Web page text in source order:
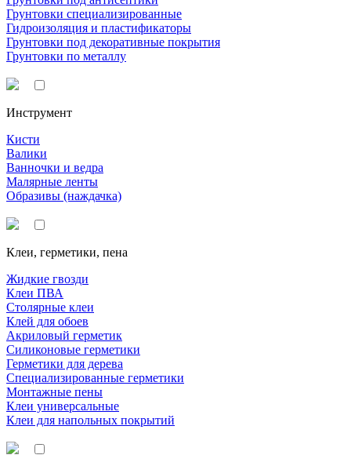
Грунтовки специализированные
Гидроизоляция и пластификаторы
Грунтовки под декоративные покрытия
Грунтовки по металлу
Инструмент
Кисти
Валики
Ванночки и ведра
Малярные ленты
Образивы (наждачка)
Клеи, герметики, пена
Жидкие гвозди
Клеи ПВА
Столярные клеи
Клей для обоев
Акриловый герметик
Силиконовые герметики
Герметики для дерева
Специализированные герметики
Монтажные пены
Клеи универсальные
Клеи для напольных покрытий